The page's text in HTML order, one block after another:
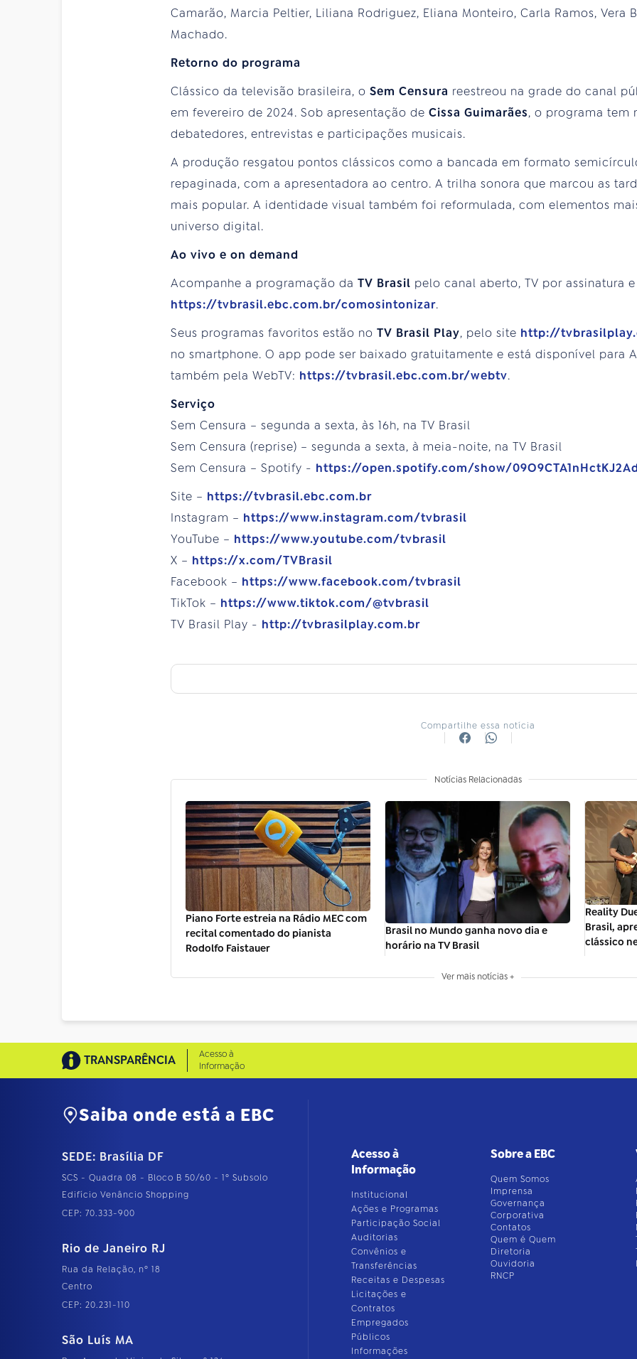
Camarão, Marcia Peltier, Liliana Rodriguez, Eliana Monteiro, Carla Ramos, Vera
Machado.
Retorno do programa
Clássico da televisão brasileira, o Sem Censura reestreou na grade do canal
em fevereiro de 2024. Sob apresentação de Cissa Guimarães, o programa tem
debatedores, entrevistas e participações musicais.
A produção resgatou pontos clássicos como a bancada em formato
repaginada, com a apresentadora ao centro. A trilha sonora que marcou as
mais popular. A identidade visual também foi reformulada, com elementos
universo digital.
Ao vivo e on demand
Acompanhe a programação da TV Brasil pelo canal aberto, TV por assinatura
https://tvbrasil.ebc.com.br/comosintonizar.
Seus programas favoritos estão no TV Brasil Play, pelo site http://
no smartphone. O app pode ser baixado gratuitamente e está disponível para
também pela WebTV: https://tvbrasil.ebc.com.br/webtv.
Serviço
Sem Censura – segunda a sexta, às 16h, na TV Brasil
Sem Censura (reprise) – segunda a sexta, à meia-noite, na TV Brasil
Sem Censura – Spotify - https://open.spotify.com/show/
Site – https://tvbrasil.ebc.com.br
Instagram – https://www.instagram.com/tvbrasil
YouTube – https://www.youtube.com/tvbrasil
X – https://x.com/TVBrasil
Facebook – https://www.facebook.com/tvbrasil
TikTok – https://www.tiktok.com/@tvbrasil
TV Brasil Play - http://tvbrasilplay.com.br
Compartilhe essa notícia
Notícias Relacionadas
Piano Forte estreia na Rádio MEC com
recital comentado do pianista
Rodolfo Faistauer
Brasil no Mundo ganha novo dia e
horário na TV Brasil
Reality
Brasil,
clássico
Ver mais notícias +
TRANSPARÊNCIA
Acesso à
Informação
Saiba onde está a EBC
SEDE: Brasília DF
SCS - Quadra 08 - Bloco B 50/60 - 1º Subsolo
Edifício Venâncio Shopping
CEP: 70.333-900
Rio de Janeiro RJ
Rua da Relação, nº 18
Centro
CEP: 20.231-110
São Luís MA
Acesso à
Informação
Institucional
Ações e Programas
Participação Social
Auditorias
Convênios e
Transferências
Receitas e Despesas
Licitações e
Contratos
Empregados
Públicos
Informações
Sobre a EBC
Quem Somos
Imprensa
Governança
Corporativa
Contatos
Quem é Quem
Diretoria
Ouvidoria
RNCP